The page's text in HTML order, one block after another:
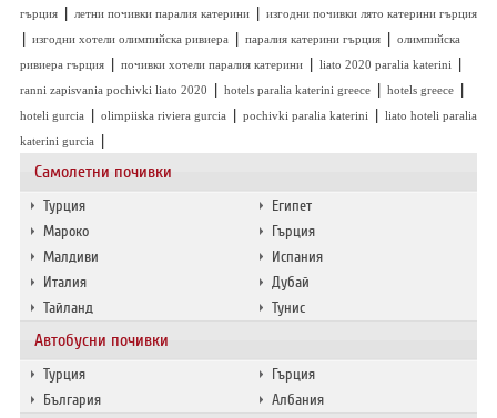
Самолетни почивки
Турция
Египет
Мароко
Гърция
Малдиви
Испания
Италия
Дубай
Тайланд
Тунис
Автобусни почивки
Турция
Гърция
България
Албания
гърция | летни почивки паралия катерини | изгодни почивки лято катерини гърция
| изгодни хотели олимпийска ривиера | паралия катерини гърция | олимпийска
ривиера гърция | почивки хотели паралия катерини | liato 2020 paralia katerini |
ranni zapisvania pochivki liato 2020 | hotels paralia katerini greece | hotels greece |
hoteli gurcia | olimpiiska riviera gurcia | pochivki paralia katerini | liato hoteli paralia
katerini gurcia
|